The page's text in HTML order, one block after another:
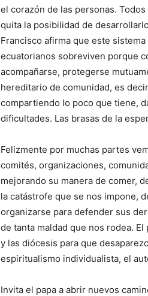
el corazón de las personas.
quita la posibilidad de
Francisco afirma que este
ecuatorianos sobreviven porque
acompañarse, protegerse
hereditario de comunidad, es
compartiendo lo poco que tiene,
dificultades. Las brasas de la
Felizmente por muchas partes
comités, organizaciones,
mejorando su manera de comer,
la catástrofe que se nos impone,
organizarse para defender sus
de tanta maldad que nos rodea.
y las diócesis para que
espiritualismo individualista, el
Invita el papa a abrir nuevos